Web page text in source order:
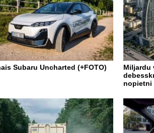
Subaru Uncharted (+FOTO)
Miljardu
nopietni